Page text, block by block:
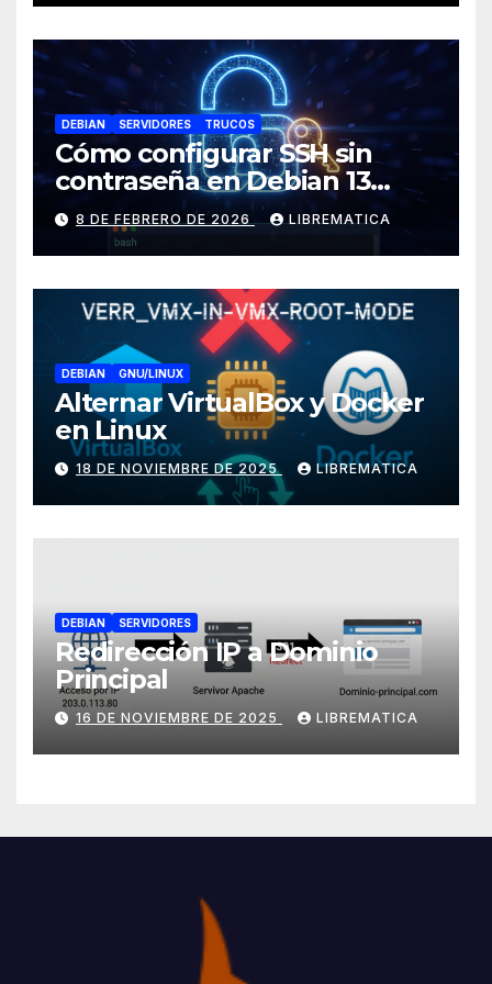
almacenamiento no activo)
DEBIAN SERVIDORES TRUCOS
Cómo configurar SSH sin
contraseña en Debian 13
(Trixie)
8 DE FEBRERO DE 2026 LIBREMATICA
DEBIAN GNU/LINUX
Alternar VirtualBox y Docker
en Linux
18 DE NOVIEMBRE DE 2025 LIBREMATICA
DEBIAN SERVIDORES
Redirección IP a Dominio
Principal
16 DE NOVIEMBRE DE 2025 LIBREMATICA